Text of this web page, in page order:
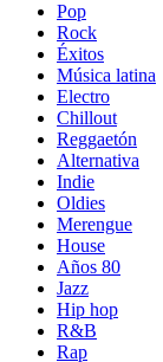
Pop
Rock
Éxitos
Música latina
Electro
Chillout
Reggaetón
Alternativa
Indie
Oldies
Merengue
House
Años 80
Jazz
Hip hop
R&B
Rap